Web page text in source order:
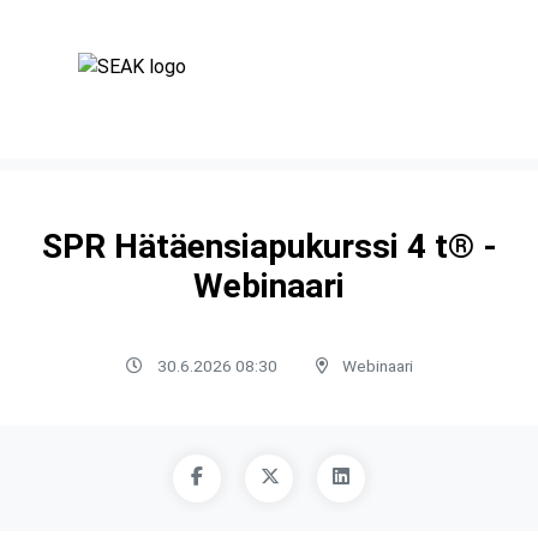
SPR Hätäensiapukurssi 4 t® -
Webinaari
30.6.2026 08:30 Webinaari